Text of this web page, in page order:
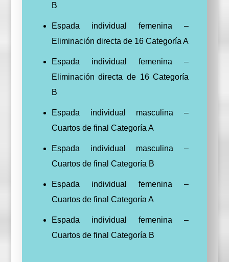
B
Espada individual femenina –
Eliminación directa de 16 Categoría A
Espada individual femenina –
Eliminación directa de 16 Categoría
B
Espada individual masculina –
Cuartos de final Categoría A
Espada individual masculina –
Cuartos de final Categoría B
Espada individual femenina –
Cuartos de final Categoría A
Espada individual femenina –
Cuartos de final Categoría B